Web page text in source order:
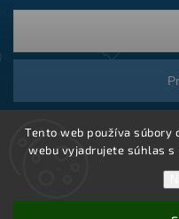
Tento web používa súbory
webu vyjadrujete súhlas